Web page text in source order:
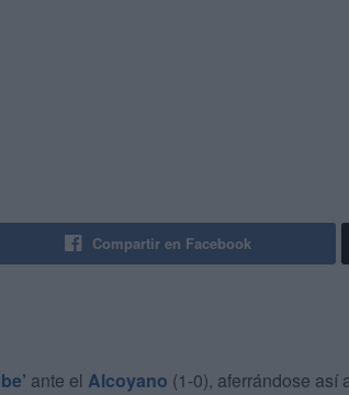
Compartir en Facebook
ante el Alcoyano (1-0), aferrándose así